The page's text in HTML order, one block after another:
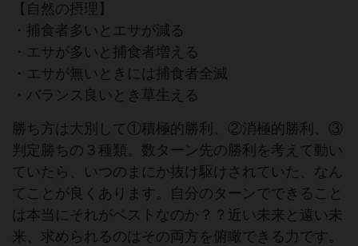
【自然の摂理】
・捕食者多いとエサが減る
・エサが多いと捕食者増える
・エサが無いときには捕食者全滅
・バランス良いとき草生える
勝ち方は大別して①積極的勝利、②消極的勝利、③
判定勝ちの３種類。数ターン先の勝利を考えて動い
ていたら、いつのまにか抜け駆けされていた、なん
てことが良くあります。自分のターンでできること
は本当にそれがベストなのか？？近い未来と遠い未
来、求められるのはその両方を俯瞰できる力です。